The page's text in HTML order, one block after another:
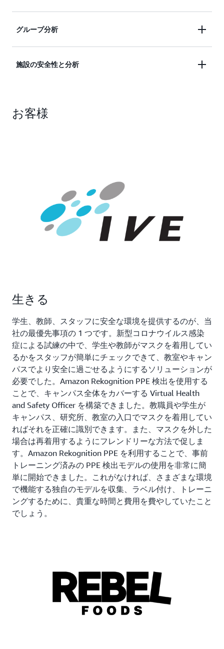
より、検出された PPE のうち、人物の適切な部
きます。
密性と柔軟性が得られます。
検出を開始するだけです。機械学習の専門知識
は必要ありません。 詳細については、
PPE 検出 GitHub リポジトリをご覧ください
個人が特定の作業エリアに入ったかどうかを自動的
いるかどうかを検出します。
グループ分析
PPE 分析をグループに拡張して、PPE を着用してい
施設の安全性と分析
す。
お客様
生きる
学生、教師、スタッフに安全な環境を提供するのが、当
社の最優先事項の 1 つです。新型コロナウイルス感染
症による試練の中で、学生や教師がマスクを着用してい
るかをスタッフが簡単にチェックできて、教室やキャン
パスでより安全に過ごせるようにするソリューションが
必要でした。Amazon Rekognition PPE 検出を使用する
ことで、キャンパス全体をカバーする Virtual Health
and Safety Officer を構築できました。教職員や学生が
キャンパス、研究所、教室の入口でマスクを着用してい
ればそれを正確に識別できます。また、マスクを外した
場合は再着用するようにフレンドリーな方法で促しま
す。Amazon Rekognition PPE を利用することで、事前
トレーニング済みの PPE 検出モデルの使用を非常に簡
単に開始できました。これがなければ、さまざまな環境
で機能する独自のモデルを収集、ラベル付け、トレーニ
ングするために、貴重な時間と費用を費やしていたこと
でしょう。